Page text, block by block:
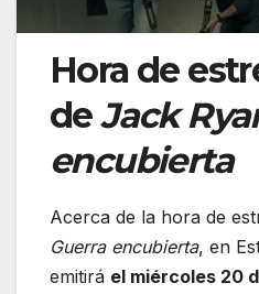
Hora de
deJack
encubierta
Acerca de la hora de
Guerra encubierta, en
emitirá el miércoles 20